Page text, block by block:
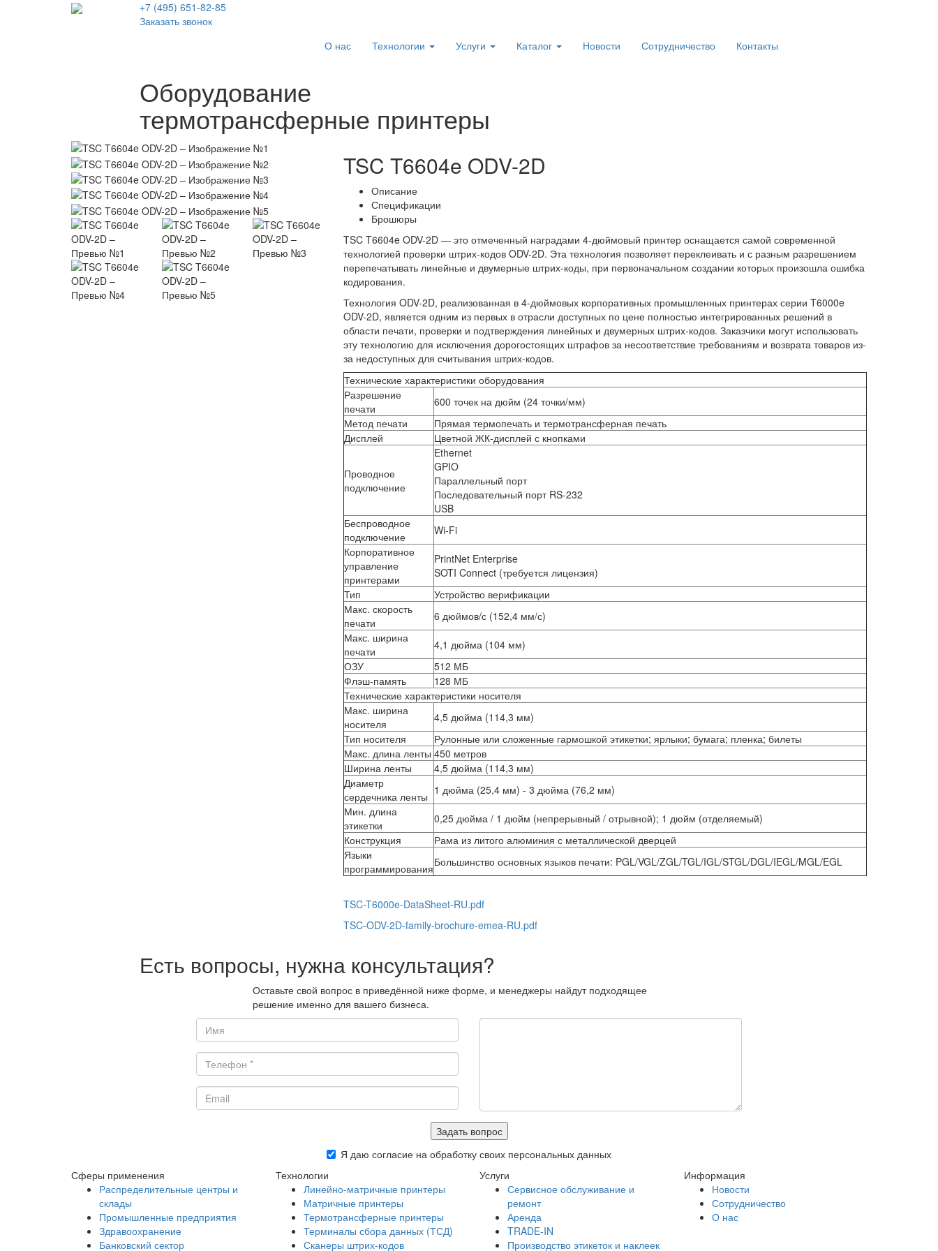
+7 (495) 651-82-85
Заказать звонок
О нас
Технологии Услуги Каталог Новости Сотрудничество Контакты
Оборудование
термотрансферные принтеры
TSC T6604e ODV-2D
Описание
Спецификации
Брошюры
TSC T6604e ODV-2D — это отмеченный наградами 4-дюймовый принтер оснащается самой современной
технологией проверки штрих-кодов ODV-2D. Эта технология позволяет переклеивать и с разным разрешением
перепечатывать линейные и двумерные штрих-коды, при первоначальном создании которых произошла ошибка
кодирования.
Технология ODV-2D, реализованная в 4-дюймовых корпоративных промышленных принтерах серии T6000e
ODV-2D, является одним из первых в отрасли доступных по цене полностью интегрированных решений в
области печати, проверки и подтверждения линейных и двумерных штрих-кодов. Заказчики могут использовать
эту технологию для исключения дорогостоящих штрафов за несоответствие требованиям и возврата товаров из-
за недоступных для считывания штрих-кодов.
Технические характеристики оборудования
Разрешение
печати
600 точек на дюйм (24 точки/мм)
Метод печати
Прямая термопечать и термотрансферная печать
Дисплей
Цветной ЖК-дисплей с кнопками
Проводное
подключение
Ethernet
GPIO
Параллельный порт
Последовательный порт RS-232
USB
Беспроводное
подключение
Wi-Fi
Корпоративное
управление
принтерами
PrintNet Enterprise
SOTI Connect (требуется лицензия)
Тип
Устройство верификации
Макс. скорость
печати
6 дюймов/с (152,4 мм/с)
Макс. ширина
печати
4,1 дюйма (104 мм)
ОЗУ
512 МБ
Флэш-память
128 МБ
Технические характеристики носителя
Макс. ширина
носителя
4,5 дюйма (114,3 мм)
Тип носителя
Рулонные или сложенные гармошкой этикетки; ярлыки; бумага; пленка; билеты
Макс. длина ленты 450 метров
Ширина ленты
4,5 дюйма (114,3 мм)
Диаметр
сердечника ленты 1 дюйма (25,4 мм) - 3 дюйма (76,2 мм)
Мин. длина
этикетки
0,25 дюйма / 1 дюйм (непрерывный / отрывной); 1 дюйм (отделяемый)
Конструкция
Рама из литого алюминия с металлической дверцей
Языки
программированияБольшинство основных языков печати: PGL/VGL/ZGL/TGL/IGL/STGL/DGL/IEGL/MGL/EGL
TSC-T6000e-DataSheet-RU.pdf
TSC-ODV-2D-family-brochure-emea-RU.pdf
Есть вопросы, нужна консультация?
Оставьте свой вопрос в приведённой ниже форме, и менеджеры найдут подходящее
решение именно для вашего бизнеса.
Задать вопрос
Я даю согласие на обработку своих персональных данных
Сферы применения
Распределительные центры и
склады
Промышленные предприятия
Здравоохранение
Банковский сектор
Технологии
Линейно-матричные принтеры
Матричные принтеры
Термотрансферные принтеры
Терминалы сбора данных (ТСД)
Сканеры штрих-кодов
Услуги
Сервисное обслуживание и
ремонт
Аренда
TRADE-IN
Производство этикеток и наклеек
Информация
Новости
Сотрудничество
О нас